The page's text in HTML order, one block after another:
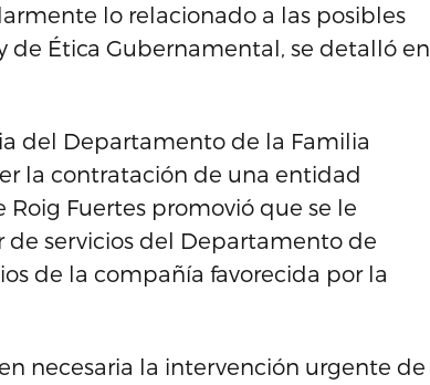
lo relacionado a las posibles
de Ética Gubernamental, se detalló en
del Departamento de la Familia
la contratación de una entidad
Fuertes promovió que se le
servicios del Departamento de
de la compañía favorecida por la
necesaria la intervención urgente de